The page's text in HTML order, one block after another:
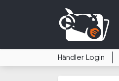
Händler Login